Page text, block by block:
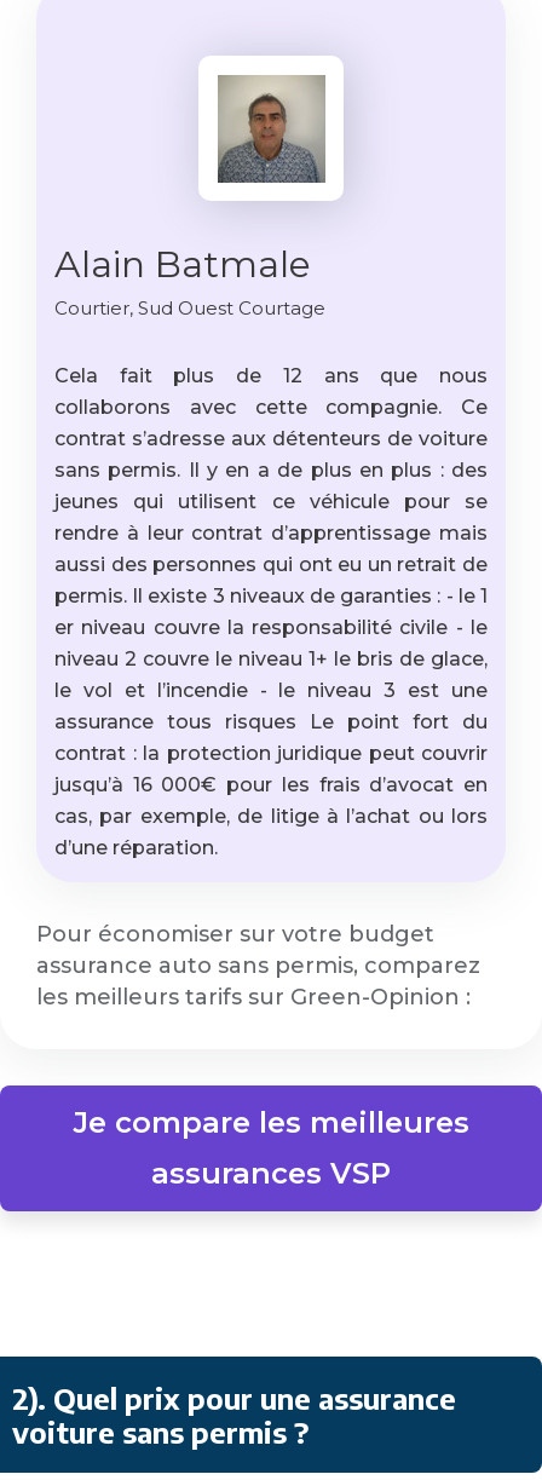
Alain Batmale
Courtier, Sud Ouest Courtage
Cela fait plus de 12 ans que nous
collaborons avec cette compagnie. Ce
contrat s’adresse aux détenteurs de voiture
sans permis. Il y en a de plus en plus : des
jeunes qui utilisent ce véhicule pour se
rendre à leur contrat d’apprentissage mais
aussi des personnes qui ont eu un retrait de
permis. Il existe 3 niveaux de garanties : - le 1
er niveau couvre la responsabilité civile - le
niveau 2 couvre le niveau 1+ le bris de glace,
le vol et l’incendie - le niveau 3 est une
assurance tous risques Le point fort du
contrat : la protection juridique peut couvrir
jusqu’à 16 000€ pour les frais d’avocat en
cas, par exemple, de litige à l’achat ou lors
d’une réparation.
Pour économiser sur votre budget
assurance auto sans permis, comparez
les meilleurs tarifs sur Green-Opinion :
Je compare les meilleures
assurances VSP
2). Quel prix pour une assurance
voiture sans permis ?